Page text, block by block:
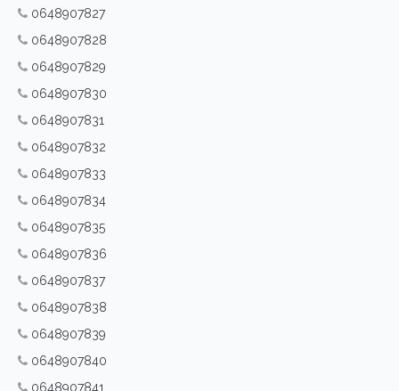
0648907827
0648907828
0648907829
0648907830
0648907831
0648907832
0648907833
0648907834
0648907835
0648907836
0648907837
0648907838
0648907839
0648907840
0648907841